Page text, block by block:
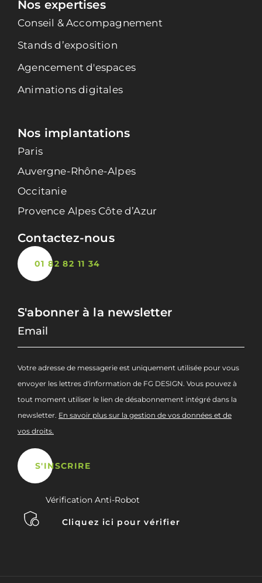
Nos expertises
Conseil & Accompagnement
Stands d’exposition
Agencement d'espaces
Animations digitales
Nos implantations
Paris
Auvergne-Rhône-Alpes
Occitanie
Provence Alpes Côte d’Azur
Contactez-nous
01 82 82 11 34
S'abonner à la newsletter
Votre adresse de messagerie est uniquement utilisée pour vous
envoyer les lettres d'information de FG DESIGN. Vous pouvez à
tout moment utiliser le lien de désabonnement intégré dans la
newsletter. En savoir plus sur la gestion de vos données et de
vos droits.
Vérification Anti-Robot
Cliquez ici pour vérifier